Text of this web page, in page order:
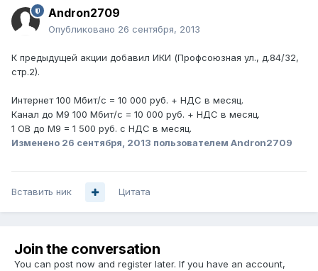
Andron2709
Опубликовано 26 сентября, 2013
К предыдущей акции добавил ИКИ (Профсоюзная ул., д.84/32,
стр.2).
Интернет 100 Мбит/с = 10 000 руб. + НДС в месяц.
Канал до М9 100 Мбит/с = 10 000 руб. + НДС в месяц.
1 ОВ до М9 = 1 500 руб. с НДС в месяц.
Изменено 26 сентября, 2013 пользователем Andron2709
Вставить ник Цитата
Join the conversation
You can post now and register later. If you have an account,